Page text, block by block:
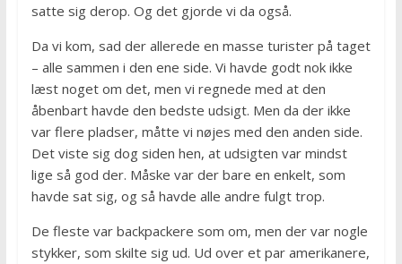
satte sig derop. Og det gjorde vi da også.
Da vi kom, sad der allerede en masse turister på taget
– alle sammen i den ene side. Vi havde godt nok ikke
læst noget om det, men vi regnede med at den
åbenbart havde den bedste udsigt. Men da der ikke
var flere pladser, måtte vi nøjes med den anden side.
Det viste sig dog siden hen, at udsigten var mindst
lige så god der. Måske var der bare en enkelt, som
havde sat sig, og så havde alle andre fulgt trop.
De fleste var backpackere som om, men der var nogle
stykker, som skilte sig ud. Ud over et par amerikanere,